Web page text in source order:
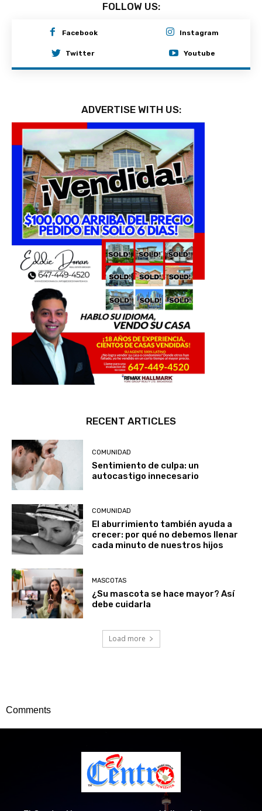
FOLLOW US:
Facebook Instagram
Twitter Youtube
ADVERTISE WITH US:
RECENT ARTICLES
COMUNIDAD
Sentimiento de culpa: un
autocastigo innecesario
COMUNIDAD
El aburrimiento también ayuda a
crecer: por qué no debemos llenar
cada minuto de nuestros hijos
MASCOTAS
¿Su mascota se hace mayor? Así
debe cuidarla
Load more
Comments